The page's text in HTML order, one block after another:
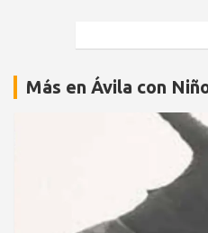
Más en Ávila con